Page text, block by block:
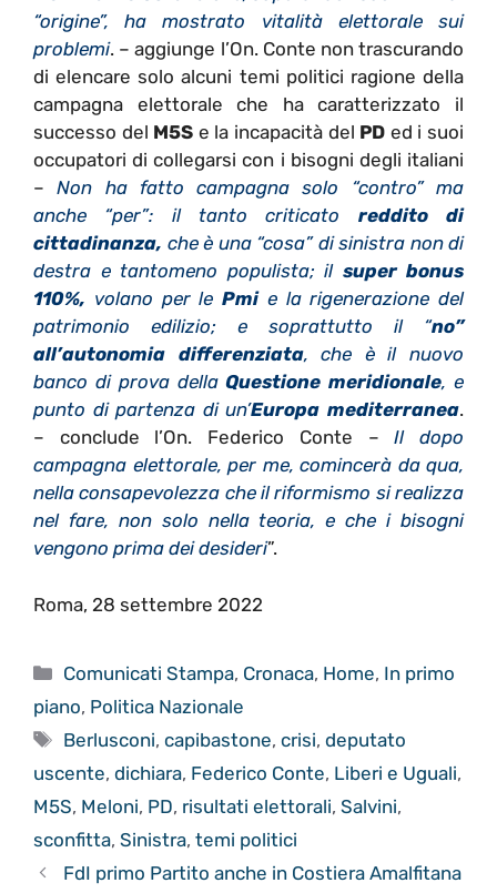
“origine”, ha mostrato vitalità elettorale sui
problemi. – aggiunge l’On. Conte non trascurando
di elencare solo alcuni temi politici ragione della
campagna elettorale che ha caratterizzato il
successo del M5S e la incapacità del PD ed i suoi
occupatori di collegarsi con i bisogni degli italiani
–Non ha fatto campagna solo “contro” ma
anche “per”: il tanto criticato reddito di
cittadinanza, che è una “cosa” di sinistra non di
destra e tantomeno populista; il super bonus
110%, volano per le Pmie la rigenerazione del
patrimonio edilizio; e soprattutto il “no”
all’autonomia differenziata, che è il nuovo
banco di prova dellaQuestione meridionale, e
punto di partenza di un’Europa mediterranea.
– conclude l’On. Federico Conte – Il dopo
campagna elettorale, per me, comincerà da qua,
nella consapevolezza che il riformismo si realizza
nel fare, non solo nella teoria, e che i bisogni
vengono prima dei desideri”.
Roma, 28 settembre 2022
Categorie
Comunicati Stampa, Cronaca, Home, In primo
piano, Politica Nazionale
Tag
Berlusconi,capibastone,crisi,deputato
uscente, dichiara, Federico Conte, Liberi e Uguali,
M5S, Meloni, PD, risultati elettorali, Salvini,
sconfitta, Sinistra, temi politici
FdI primo Partito anche in Costiera Amalfitana